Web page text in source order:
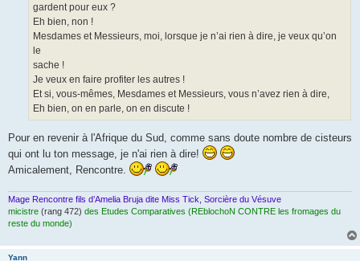
gardent pour eux ?
Eh bien, non !
Mesdames et Messieurs, moi, lorsque je n’ai rien à dire, je veux qu’on
le
sache !
Je veux en faire profiter les autres !
Et si, vous-mêmes, Mesdames et Messieurs, vous n’avez rien à dire,
Eh bien, on en parle, on en discute !
Pour en revenir à l'Afrique du Sud, comme sans doute nombre de cisteurs
qui ont lu ton message, je n'ai rien à dire!
Amicalement, Rencontre.
Mage Rencontre fils d’Amelia Bruja dite Miss Tick, Sorcière du Vésuve
micistre (rang 472) des Etudes Comparatives (REblochoN CONTRE les fromages du
reste du monde)
Yann